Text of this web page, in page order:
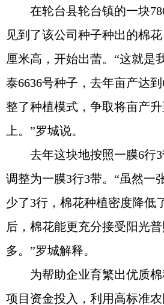
在轮台县轮台镇的一块
见到了该公司种子种出的棉
厘米高，开始出蕾。“这就是
泰6636号种子，去年亩产达
整了种植模式，争取将亩产升
上。”罗城说。
去年这块地按照一膜6行
调整为一膜3行3带。“虽然一
少了3行，棉花种植密度降低
后，棉花能更充分接受阳光
多。”罗城解释。
为帮助企业育繁出优质
项目资金投入，利用高标准